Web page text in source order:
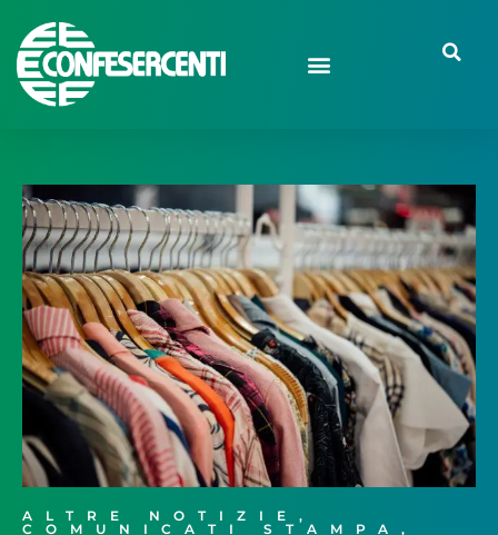
ALTRE NOTIZIE ,
COMUNICATI STAMPA ,